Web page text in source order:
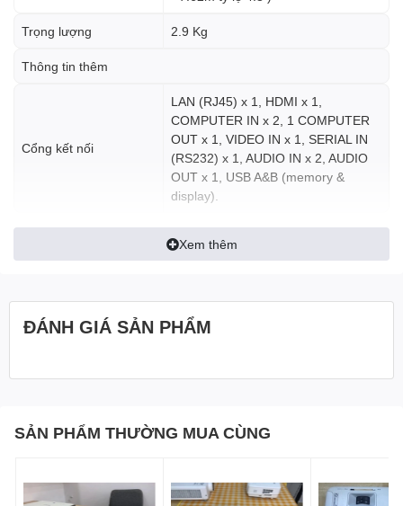
Trọng lượng 2.9 Kg
Thông tin thêm
Cổng kết nối
LAN (RJ45) x 1, HDMI x 1,
COMPUTER IN x 2, 1 COMPUTER
OUT x 1, VIDEO IN x 1, SERIAL IN
(RS232) x 1, AUDIO IN x 2, AUDIO
OUT x 1, USB A&B (memory &
display).
Xem thêm
ĐÁNH GIÁ SẢN PHẨM
SẢN PHẨM THƯỜNG MUA CÙNG